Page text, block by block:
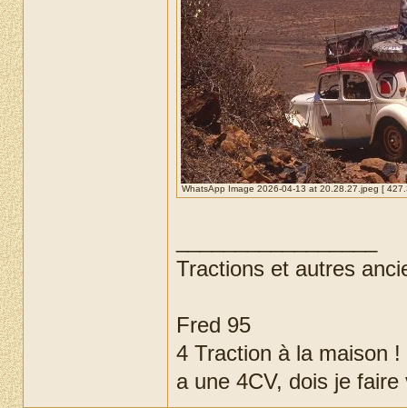
WhatsApp Image 2026-04-13 at 20.28.27.jpeg [
Tractions et autres
Fred 95
4 Traction à la maison
a une 4CV, dois je